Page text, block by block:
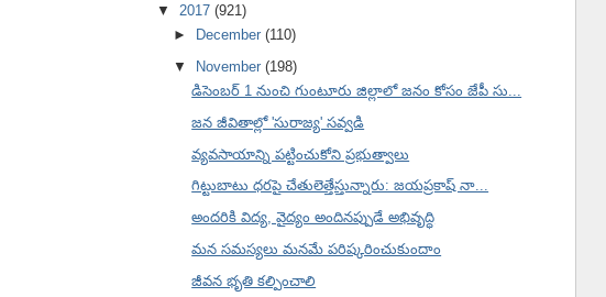
▼ 2017 (921)
►
December(110)
▼
November(198)
డిసెంబర్ 1 నుంచి గుంటూరు జిల్లాలో జనం కోసం జేపీ సు...
జన జీవితాల్లో 'సురాజ్య' సవ్వడి
వ్యవసాయాన్ని పట్టించుకోని ప్రభుత్వాలు
గిట్టుబాటు ధరపై చేతులెత్తేస్తున్నారు: జయప్రకాష్ నా...
అందరికి విద్య, వైద్యం అందినప్పుడే అభివృద్ధి
మన సమస్యలు మనమే పరిష్కరించుకుందాం
జీవన భృతి కల్పించాలి